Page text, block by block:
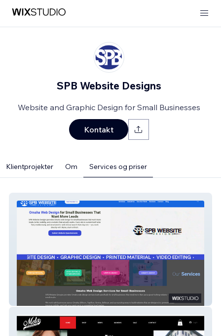
SPB Website Designs
Website and Graphic Design for Small Businesses
Kontakt
Klientprojekter Om Services og priser
SPB Website Designs